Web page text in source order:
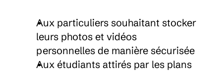
Aux particuliers souhaitant stocker
leurs photos et vidéos
personnelles de manière sécurisée
Aux étudiants attirés par les plans